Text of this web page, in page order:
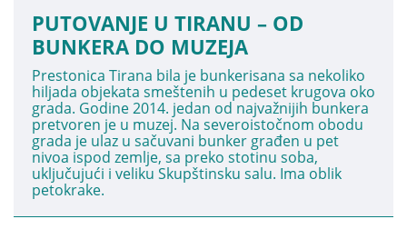
PUTOVANJE U TIRANU – OD
BUNKERA DO MUZEJA
Prestonica Tirana bila je bunkerisana sa nekoliko
hiljada objekata smeštenih u pedeset krugova oko
grada. Godine 2014. jedan od najvažnijih bunkera
pretvoren je u muzej. Na severoistočnom obodu
grada je ulaz u sačuvani bunker građen u pet
nivoa ispod zemlje, sa preko stotinu soba,
uključujući i veliku Skupštinsku salu. Ima oblik
petokrake.